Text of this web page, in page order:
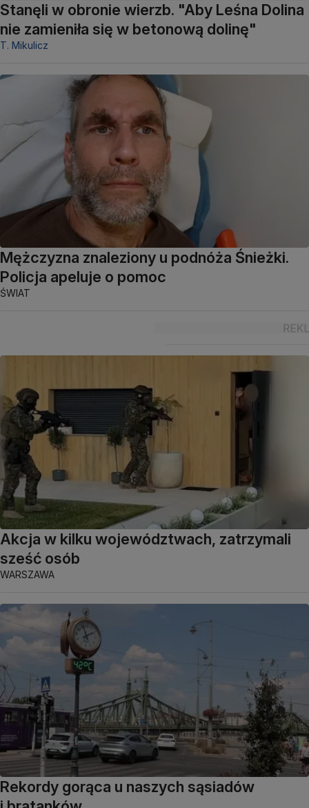
Stanęli w obronie wierzb. "Aby Leśna Dolina
nie zamieniła się w betonową dolinę"
T. Mikulicz
Mężczyzna znaleziony u podnóża Śnieżki.
Policja apeluje o pomoc
ŚWIAT
Akcja w kilku województwach, zatrzymali
sześć osób
WARSZAWA
Rekordy gorąca u naszych sąsiadów